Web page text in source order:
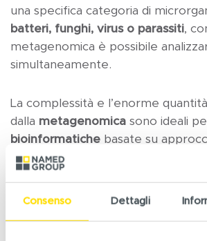
Consenso Dettagli
una specifica categoria di
batteri, funghi, virus o parassiti,
metagenomica è possibile
simultaneamente.
La complessità e l’enorme
dalla metagenomica sono ideali
bioinformatiche basate su
artificiale (IA)
ha diverse